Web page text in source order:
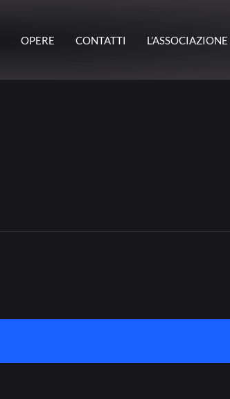
OPERE CONTATTI L’ASSOCIAZIONE